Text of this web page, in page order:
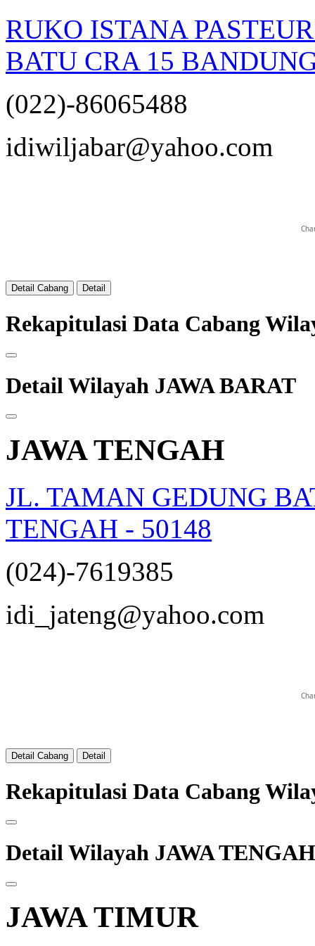
RUKO ISTANA
BATU CRA 15
(022)-86065488
idiwiljabar@yahoo.com
Detail Cabang Detail
Rekapitulasi Data Cabang
Detail Wilayah JAWA BARAT
JAWA TENGAH
JL. TAMAN GEDUNG
TENGAH - 50148
(024)-7619385
idi_jateng@yahoo.com
Detail Cabang Detail
Rekapitulasi Data Cabang
Detail Wilayah JAWA TENGAH
JAWA TIMUR